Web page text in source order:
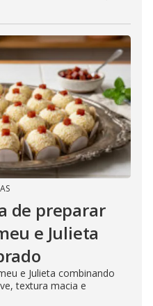
de preparar
e Julieta
e Julieta combinando
textura macia e